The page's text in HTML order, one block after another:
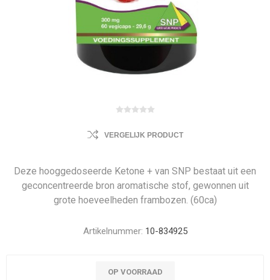
VERGELIJK PRODUCT
Deze hooggedoseerde Ketone + van SNP bestaat uit een
geconcentreerde bron aromatische stof, gewonnen uit
grote hoeveelheden frambozen. (60ca)
Artikelnummer: 10-834925
OP VOORRAAD